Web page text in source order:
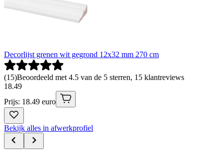
Decorlijst grenen wit gegrond 12x32 mm 270 cm
(15)Beoordeeld met 4.5 van de 5 sterren, 15 klantreviews
18.49
Prijs: 18.49 euro
Bekijk alles in afwerkprofiel